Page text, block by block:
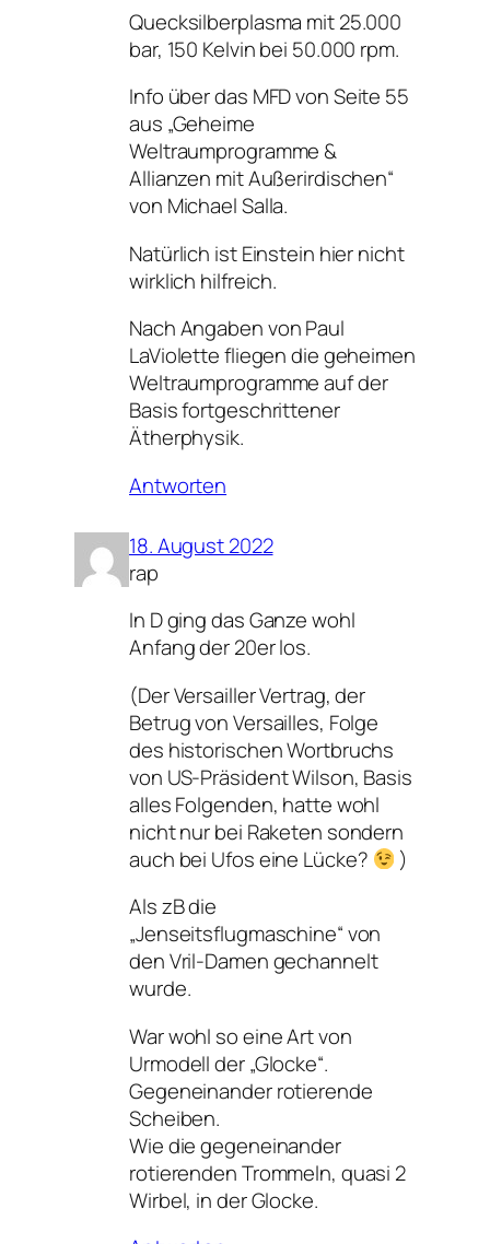
Quecksilberplasma mit 25.000
bar, 150 Kelvin bei 50.000 rpm.
Info über das MFD von Seite 55
aus „Geheime
Weltraumprogramme &
Allianzen mit Außerirdischen“
von Michael Salla.
Natürlich ist Einstein hier nicht
wirklich hilfreich.
Nach Angaben von Paul
LaViolette fliegen die geheimen
Weltraumprogramme auf der
Basis fortgeschrittener
Ätherphysik.
Antworten
18. August 2022
rap
In D ging das Ganze wohl
Anfang der 20er los.
(Der Versailler Vertrag, der
Betrug von Versailles, Folge
des historischen Wortbruchs
von US-Präsident Wilson, Basis
alles Folgenden, hatte wohl
nicht nur bei Raketen sondern
auch bei Ufos eine Lücke?
)
Als zB die
„Jenseitsflugmaschine“ von
den Vril-Damen gechannelt
wurde.
War wohl so eine Art von
Urmodell der „Glocke“.
Gegeneinander rotierende
Scheiben.
Wie die gegeneinander
rotierenden Trommeln, quasi 2
Wirbel, in der Glocke.